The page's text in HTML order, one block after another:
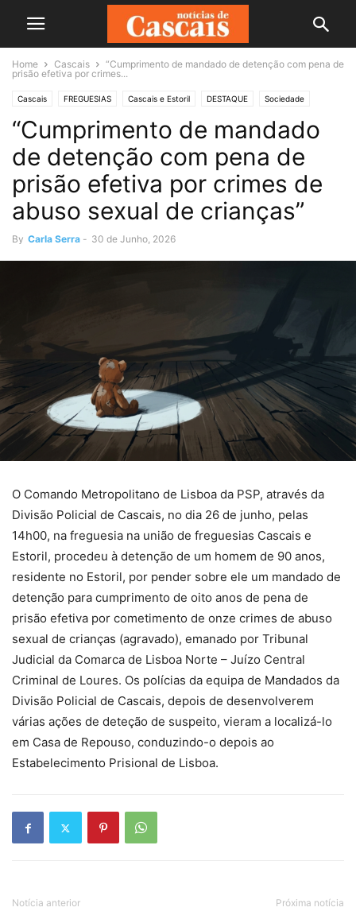
Home Cascais
“Cumprimento de mandado de detenção com pena de
prisão efetiva por crimes...
Cascais FREGUESIAS Cascais e Estoril DESTAQUE Sociedade
“Cumprimento de mandado
de detenção com pena de
prisão efetiva por crimes de
abuso sexual de crianças”
By Carla Serra - 30 de Junho, 2026
O Comando Metropolitano de Lisboa da PSP, através da
Divisão Policial de Cascais, no dia 26 de junho, pelas
14h00, na freguesia na união de freguesias Cascais e
Estoril, procedeu à detenção de um homem de 90 anos,
residente no Estoril, por pender sobre ele um mandado de
detenção para cumprimento de oito anos de pena de
prisão efetiva por cometimento de onze crimes de abuso
sexual de crianças (agravado), emanado por Tribunal
Judicial da Comarca de Lisboa Norte – Juízo Central
Criminal de Loures. Os polícias da equipa de Mandados da
Divisão Policial de Cascais, depois de desenvolverem
várias ações de deteção de suspeito, vieram a localizá-lo
em Casa de Repouso, conduzindo-o depois ao
Estabelecimento Prisional de Lisboa.
Notícia anterior Próxima notícia